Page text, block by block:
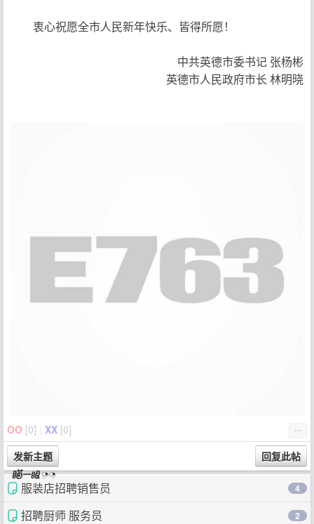
衷心祝愿全市人民新年快乐、皆得所愿！
中共英德市委书记 张杨彬
英德市人民政府市长 林明晓
⋯
OO [0] XX [0]
服装店招聘销售员 4
招聘厨师 服务员 2